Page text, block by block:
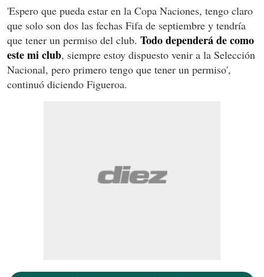
'Espero que pueda estar en la Copa Naciones, tengo claro
que solo son dos las fechas Fifa de septiembre y tendría
que tener un permiso del club. Todo dependerá de como
este mi club, siempre estoy dispuesto venir a la Selección
Nacional, pero primero tengo que tener un permiso',
continuó diciendo Figueroa.